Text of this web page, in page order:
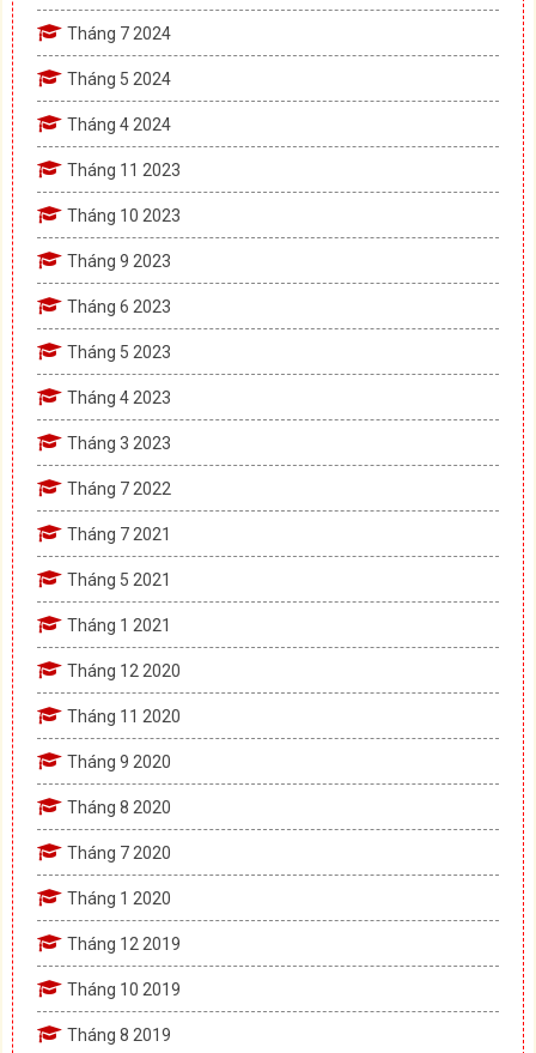
Tháng 7 2024
Tháng 5 2024
Tháng 4 2024
Tháng 11 2023
Tháng 10 2023
Tháng 9 2023
Tháng 6 2023
Tháng 5 2023
Tháng 4 2023
Tháng 3 2023
Tháng 7 2022
Tháng 7 2021
Tháng 5 2021
Tháng 1 2021
Tháng 12 2020
Tháng 11 2020
Tháng 9 2020
Tháng 8 2020
Tháng 7 2020
Tháng 1 2020
Tháng 12 2019
Tháng 10 2019
Tháng 8 2019